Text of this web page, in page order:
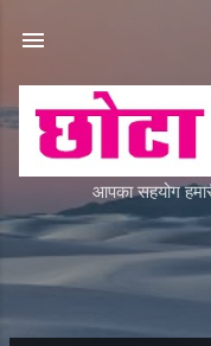
आपका सहयोग